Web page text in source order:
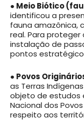
● Meio Biótico
identificou a
fauna amazônica,
real. Para proteger
instalação de
pontos
● Povos
as Terras
objeto de estudos
Nacional dos
respeito aos